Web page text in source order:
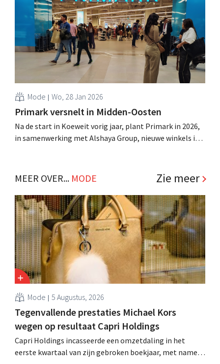
Mode Wo, 28 Jan 2026
Primark versnelt in Midden-Oosten
Na de start in Koeweit vorig jaar, plant Primark in 2026,
in samenwerking met Alshaya Group, nieuwe winkels in
MEER OVER... MODE Zie meer
Mode 5 Augustus, 2026
Tegenvallende prestaties Michael Kors
wegen op resultaat Capri Holdings
Capri Holdings incasseerde een omzetdaling in het
eerste kwartaal van zijn gebroken boekjaar, met name